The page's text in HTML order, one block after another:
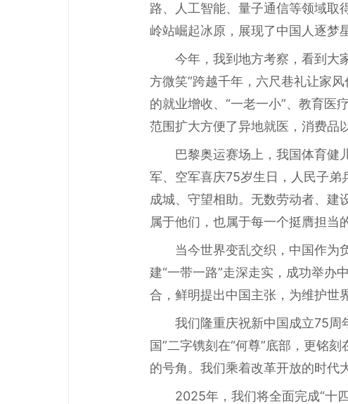
路、人工智能、量子通信等领域取
岭站崛起冰原，展现了中国人逐梦
今年，我到地方考察，看到大
方微笑”跨越千年，六尺巷礼让家
的就业增收、“一老一小”、教育医
范围扩大方便了异地就医，消费品
巴黎奥运赛场上，我国体育健
军、空军喜庆75岁生日，人民子
成城、守望相助。无数劳动者、建
属于他们，也属于每一个挺膺担当
当今世界变乱交织，中国作为
建“一带一路”走深走实，成功举办
合，鲜明提出中国主张，为维护世
我们隆重庆祝新中国成立75周
国”二字镌刻在“何尊”底部，更铭
的号角。我们乘着改革开放的时代
2025年，我们将全面完成“十